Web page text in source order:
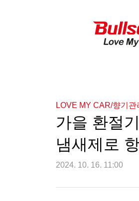
LOVE MY CAR/향기관
가을 환절
냄새제로
2024. 10. 16. 11:00